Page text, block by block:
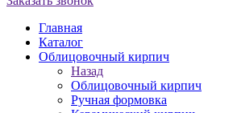
Главная
Каталог
Облицовочный кирпич
Назад
Облицовочный кирпич
Ручная формовка